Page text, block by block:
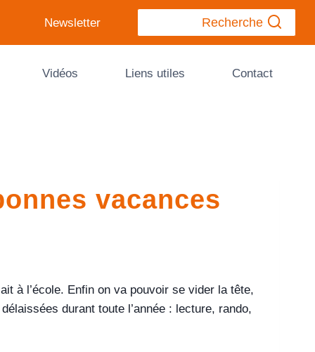
Newsletter Recherche
Vidéos Liens utiles Contact
vacances
à l’école. Enfin on va pouvoir se vider la tête,
durant toute l’année : lecture, rando,